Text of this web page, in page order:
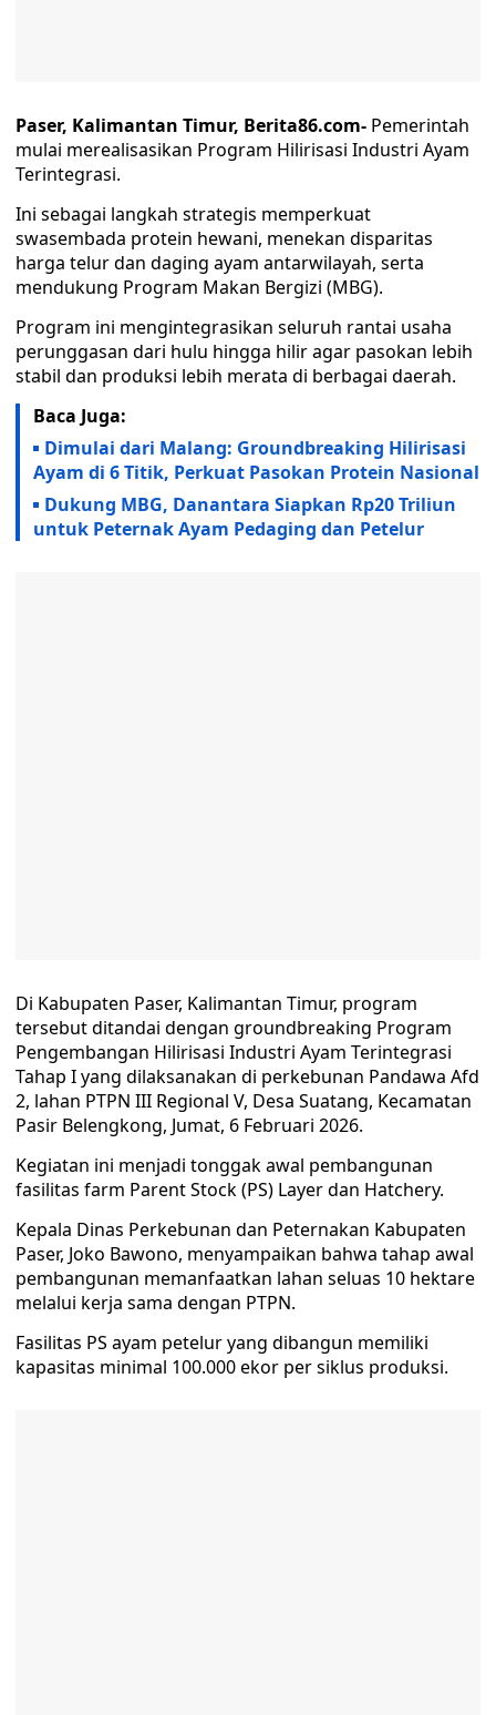
Paser, Kalimantan Timur, Berita86.com- Pemerintah
mulai merealisasikan Program Hilirisasi Industri Ayam
Terintegrasi.
Ini sebagai langkah strategis memperkuat
swasembada protein hewani, menekan disparitas
harga telur dan daging ayam antarwilayah, serta
mendukung Program Makan Bergizi (MBG).
Program ini mengintegrasikan seluruh rantai usaha
perunggasan dari hulu hingga hilir agar pasokan lebih
stabil dan produksi lebih merata di berbagai daerah.
Baca Juga:
Dimulai dari Malang: Groundbreaking Hilirisasi
Ayam di 6 Titik, Perkuat Pasokan Protein Nasional
Dukung MBG, Danantara Siapkan Rp20 Triliun
untuk Peternak Ayam Pedaging dan Petelur
Di Kabupaten Paser, Kalimantan Timur, program
tersebut ditandai dengan groundbreaking Program
Pengembangan Hilirisasi Industri Ayam Terintegrasi
Tahap I yang dilaksanakan di perkebunan Pandawa Afd
2, lahan PTPN III Regional V, Desa Suatang, Kecamatan
Pasir Belengkong, Jumat, 6 Februari 2026.
Kegiatan ini menjadi tonggak awal pembangunan
fasilitas farm Parent Stock (PS) Layer dan Hatchery.
Kepala Dinas Perkebunan dan Peternakan Kabupaten
Paser, Joko Bawono, menyampaikan bahwa tahap awal
pembangunan memanfaatkan lahan seluas 10 hektare
melalui kerja sama dengan PTPN.
Fasilitas PS ayam petelur yang dibangun memiliki
kapasitas minimal 100.000 ekor per siklus produksi.